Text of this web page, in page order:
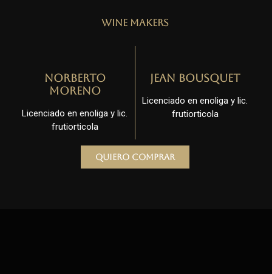
Wine Makers
Norberto
Moreno
Licenciado en enoliga y lic.
frutiorticola
Jean Bousquet
Licenciado en enoliga y lic.
frutiorticola
Quiero comprar